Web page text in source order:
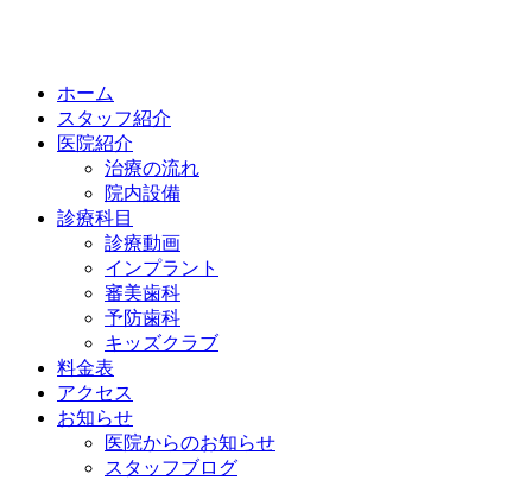
ホーム
スタッフ紹介
医院紹介
治療の流れ
院内設備
診療科目
診療動画
インプラント
審美歯科
予防歯科
キッズクラブ
料金表
アクセス
お知らせ
医院からのお知らせ
スタッフブログ